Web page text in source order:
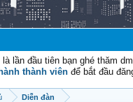
là lần đầu tiên bạn ghé thăm
thành viên để bắt đầu
Diễn đàn